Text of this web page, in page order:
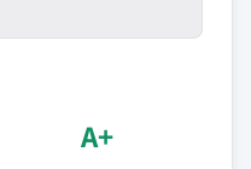
A+